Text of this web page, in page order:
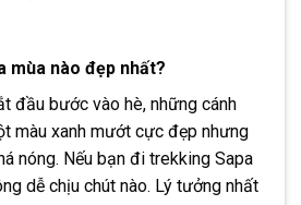
mùa nào đẹp nhất?
đầu bước vào hè, những cánh
màu xanh mướt cực đẹp nhưng
nóng. Nếu bạn đi trekking Sapa
dễ chịu chút nào. Lý tưởng nhất